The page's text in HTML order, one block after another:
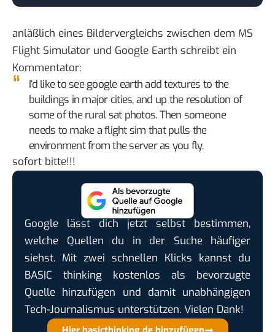
anläßlich eines Bildervergleichs zwischen dem MS
Flight Simulator und Google Earth schreibt ein
Kommentator:
I’d like to see google earth add textures to the
buildings in major cities, and up the resolution of
some of the rural sat photos. Then someone
needs to make a flight sim that pulls the
environment from the server as you fly.
sofort bitte!!!
Google lässt dich jetzt selbst bestimmen,
welche Quellen du in der Suche häufiger
siehst. Mit zwei schnellen Klicks kannst du
BASIC thinking kostenlos als bevorzugte
Quelle hinzufügen und damit unabhängigen
Tech-Journalismus unterstützen. Vielen Dank!